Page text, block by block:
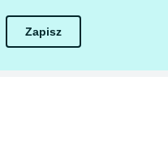
Zapisz